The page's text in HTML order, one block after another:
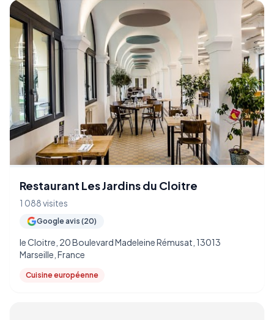
Restaurant Les Jardins du Cloitre
1 088 visites
Google avis (20)
le Cloitre, 20 Boulevard Madeleine Rémusat, 13013
Marseille, France
Cuisine européenne